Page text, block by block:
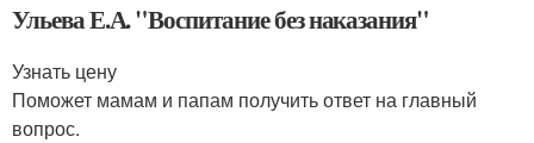
Ульева Е.А. "Воспитание без наказания"
Узнать цену
Поможет мамам и папам получить ответ на главный
вопрос.